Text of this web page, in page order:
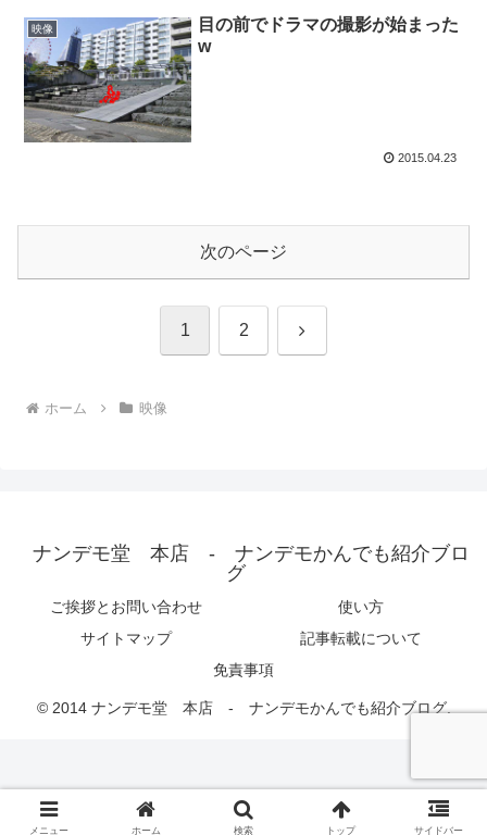
映像
目の前でドラマの撮影が始まった
w
2015.04.23
次のページ
1 2 次
ホーム 映像
ナンデモ堂 本店 - ナンデモかんでも紹介ブロ
グ
ご挨拶とお問い合わせ
使い方
サイトマップ
記事転載について
免責事項
© 2014 ナンデモ堂 本店 - ナンデモかんでも紹介ブログ.
メニュー ホーム 検索 トップ サイドバー